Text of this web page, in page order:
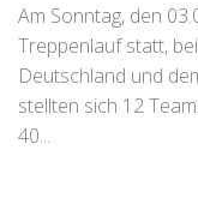
Am Sonntag, den
Treppenlauf statt,
Deutschland und
stellten sich 12
40...